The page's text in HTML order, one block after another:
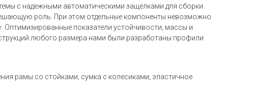
с надежными автоматическими защелками для сборки
роль. При этом отдельные компоненты невозможно
Оптимизированные показатели устойчивости, массы и
любого размера нами были разработаны профили
рамы со стойками, сумка с колесиками, эластичное